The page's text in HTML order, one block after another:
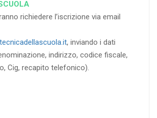
richiedere l’iscrizione via email
, inviando i dati
indirizzo, codice fiscale,
Cig, recapito telefonico).